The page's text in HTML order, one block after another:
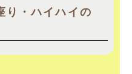
り・ハイハイの